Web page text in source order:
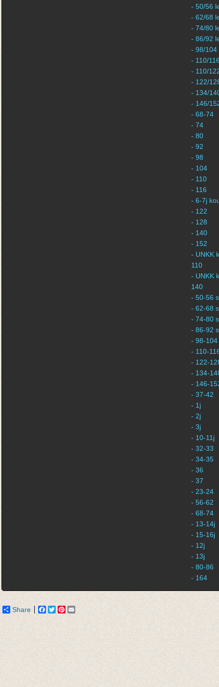
- 50/56
- 62/68
- 74/80
- 86/92
- 98/104
- 110/
- 110/
- 122/
- 134/
- 146/
- 68-74
- 74
- 80
- 92
- 98
- 104
- 110
- 116
- 6-7j
- 122
- 128
- 140
- 152
- UNKK
110
- UNKK
140
- 50-56
- 62-68
- 74-80
- 86-92
- 98-104
- 110-
- 122-
- 134-
- 146-
- 37-42
- 1j
- 2j
- 3j
- 10-11j
- 32-33
- 34-35
- 36
- 37
- 23-24
- 56-62
- 68-74
- 13-14j
- 15-16j
- 12j
- 13j
- 80-86
- 164
Share Facebook
TwitterPinterest